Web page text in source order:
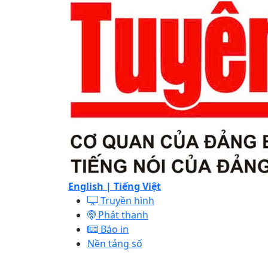
English | Tiếng Việt
Truyền hình
Phát thanh
Báo in
Nền tảng số